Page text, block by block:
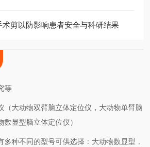
剪以防影响患者安全与科研结果
等
（大动物双臂脑立体定位仪，大动物单臂脑
数显型脑立体定位仪）
多种不同的型号可供选择：大动物数显型，